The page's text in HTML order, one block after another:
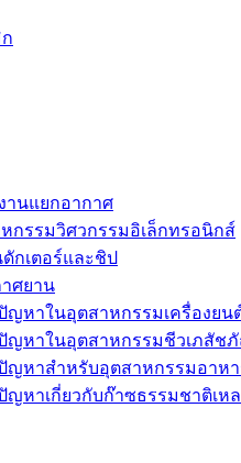
านแยกอากาศ
รรมวิศวกรรมอิเล็กทรอนิกส์
กเตอร์และชิป
ศยาน
หาในอุตสาหกรรมเครื่องยน
ญหาในอุตสาหกรรมชีวเภสัช
หาสำหรับอุตสาหกรรมอาหา
หาเกี่ยวกับก๊าซธรรมชาติเหล